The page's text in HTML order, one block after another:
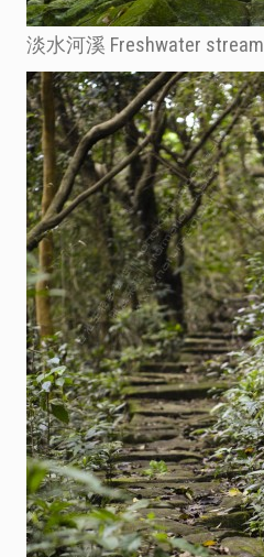
淡水河溪 Freshwater stream